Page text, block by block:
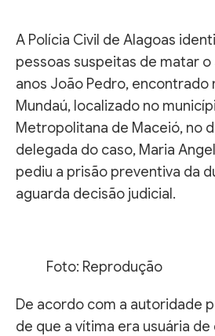
A Polícia Civil de Alagoas
pessoas suspeitas de matar
anos João Pedro, encontrado
Mundaú, localizado no
Metropolitana de Maceió, no
delegada do caso, Maria
pediu a prisão preventiva da
aguarda decisão judicial.
Foto: Reprodução
De acordo com a autoridade
de que a vítima era usuária